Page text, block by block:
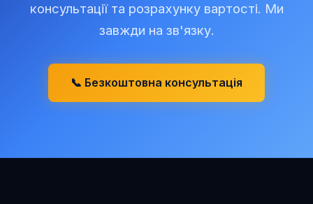
консультації та розрахунку вартості. Ми
завжди на зв'язку.
📞 Безкоштовна консультація